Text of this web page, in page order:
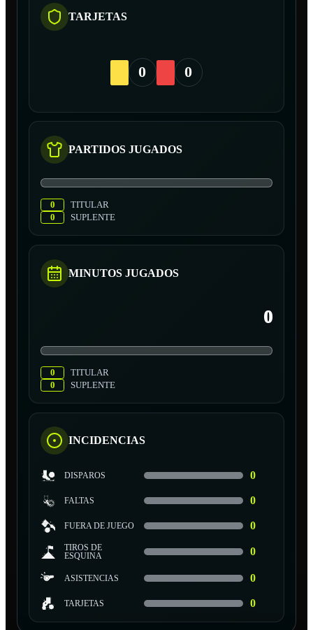
TARJETAS
0 0
PARTIDOS JUGADOS
0
TITULAR
0
SUPLENTE
MINUTOS JUGADOS
0
0
TITULAR
0
SUPLENTE
INCIDENCIAS
DISPAROS 0
FALTAS 0
FUERA DE JUEGO 0
TIROS DE
ESQUINA
0
ASISTENCIAS 0
TARJETAS 0